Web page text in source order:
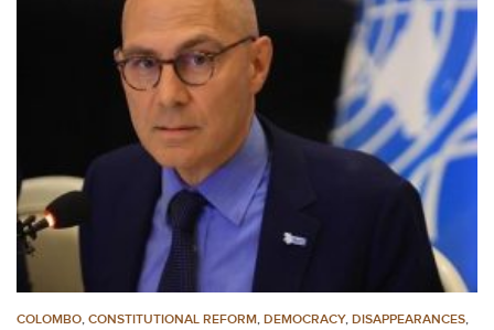
COLOMBO, CONSTITUTIONAL REFORM, DEMOCRACY, DISAPPEARANCES,